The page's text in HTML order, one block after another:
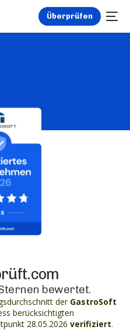
Überprüfen
bewertet.
der GastroSoft
berücksichtigten
28.05.2026 verifiziert.